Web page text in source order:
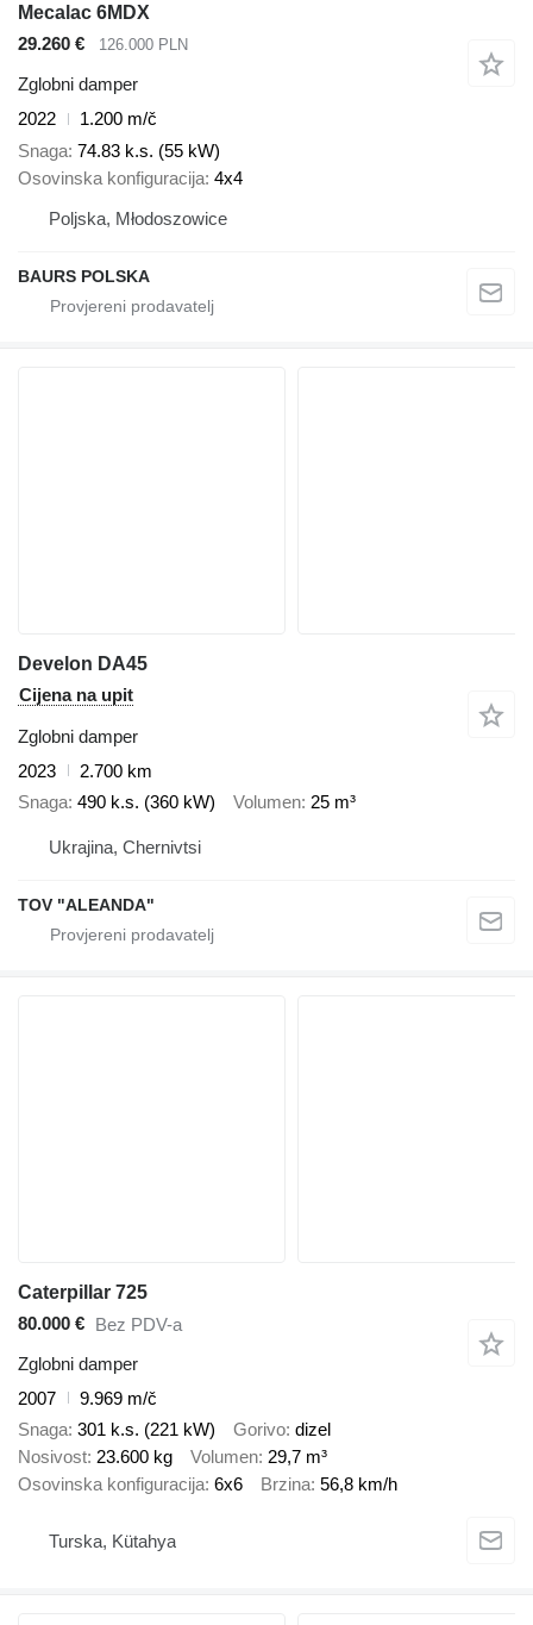
Mecalac 6MDX
29.260 €
126.000 PLN
Zglobni damper
2022
1.200 m/č
Snaga 74.83 k.s. (55 kW)
Osovinska konfiguracija 4x4
Poljska, Młodoszowice
BAURS POLSKA
Develon DA45
Cijena na upit
Zglobni damper
2023
2.700 km
Snaga 490 k.s. (360 kW) Volumen 25 m³
Ukrajina, Chernivtsi
TOV "ALEANDA"
Caterpillar 725
80.000 € Bez PDV-a
Zglobni damper
2007
9.969 m/č
Snaga 301 k.s. (221 kW) Gorivo dizel
Nosivost 23.600 kg Volumen 29,7 m³
Osovinska konfiguracija 6x6 Brzina 56,8 km/h
Turska, Kütahya